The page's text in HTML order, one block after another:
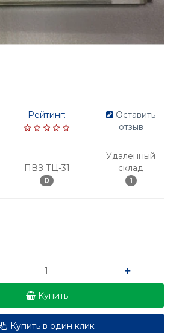
Рейтинг:
ПВЗ ТЦ-31
0
Оставить
отзыв
Удаленный
склад
1
Купить
Купить в один клик